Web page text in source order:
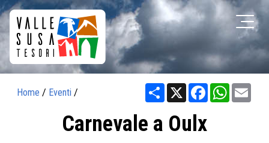
Home / Eventi / Share X Facebook
Carnevale a Oulx